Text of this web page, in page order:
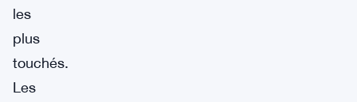
les
plus
touchés.
Les